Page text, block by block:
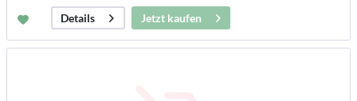
Details
Jetzt kaufen